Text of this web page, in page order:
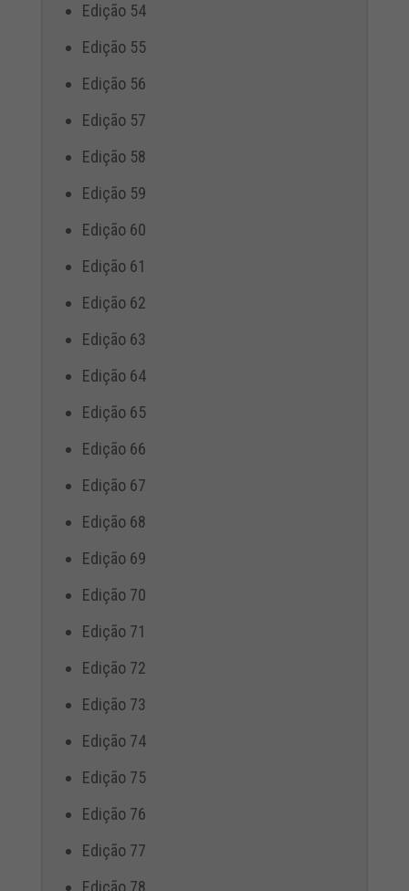
Edição 54
Edição 55
Edição 56
Edição 57
Edição 58
Edição 59
Edição 60
Edição 61
Edição 62
Edição 63
Edição 64
Edição 65
Edição 66
Edição 67
Edição 68
Edição 69
Edição 70
Edição 71
Edição 72
Edição 73
Edição 74
Edição 75
Edição 76
Edição 77
Edição 78